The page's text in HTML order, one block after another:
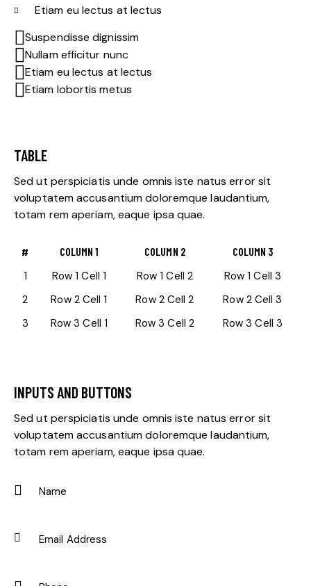
Etiam eu lectus at lectus
Suspendisse dignissim
Nullam efficitur nunc
Etiam eu lectus at lectus
Etiam lobortis metus
TABLE
Sed ut perspiciatis unde omnis iste natus error sit
voluptatem accusantium doloremque laudantium,
totam rem aperiam, eaque ipsa quae.
# COLUMN 1 COLUMN 2 COLUMN 3
1 Row 1 Cell 1 Row 1 Cell 2
Row 1 Cell 3
2
Row 2 Cell 1 Row 2 Cell 2
Row 2 Cell 3
3
Row 3 Cell 1 Row 3 Cell 2 Row 3 Cell 3
INPUTS AND BUTTONS
Sed ut perspiciatis unde omnis iste natus error sit
voluptatem accusantium doloremque laudantium,
totam rem aperiam, eaque ipsa quae.